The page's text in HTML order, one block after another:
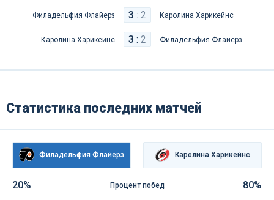
Филадельфия Флайерз 3 : 2 Каролина Харикейнс
Каролина Харикейнс 3 : 2 Филадельфия Флайерз
Статистика последних матчей
Филадельфия Флайерз Каролина Харикейнс
20% Процент побед 80%